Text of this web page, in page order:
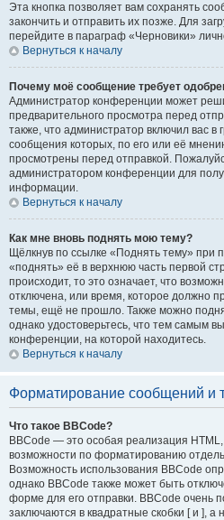
Эта кнопка позволяет вам сохранять
закончить и отправить их позже. Для
перейдите в параграф «Черновики»
Вернуться к началу
Почему моё сообщение требует
Администратор конференции может
предварительного просмотра перед
также, что администратор включил вас в
сообщения которых, по его или её
просмотрены перед отправкой.
администратором конференции для
информации.
Вернуться к началу
Как мне вновь поднять мою тему?
Щёлкнув по ссылке «Поднять тему» при
«поднять» её в верхнюю часть первой
происходит, то это означает, что
отключена, или время, которое должно
темы, ещё не прошло. Также можно
однако удостоверьтесь, что тем самым
конференции, на которой находитесь.
Вернуться к началу
Форматирование сообщений и
Что такое BBCode?
BBCode — это особая реализация
возможности по форматированию
Возможность использования BBCode
однако BBCode также может быть
форме для его отправки. BBCode очень
заключаются в квадратные скобки [ и ], а